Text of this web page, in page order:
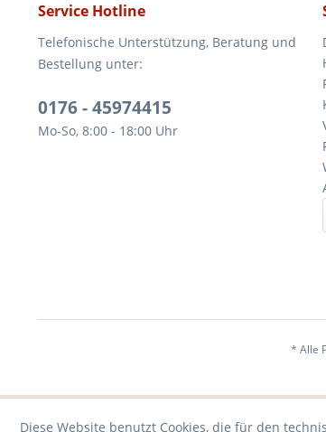
Service Hotline
Telefonische Unterstützung, Beratung und
Bestellung unter:
0176 - 45974415
Mo-So, 8:00 - 18:00 Uhr
* Alle
Diese Website benutzt Cookies, die für den